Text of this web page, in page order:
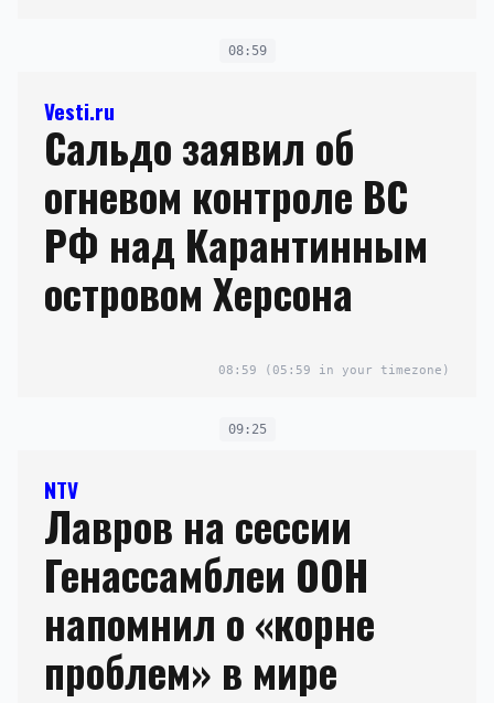
08:59
Vesti.ru
Сальдо заявил об
огневом контроле ВС
РФ над Карантинным
островом Херсона
08:59 (05:59 in your timezone)
09:25
NTV
Лавров на сессии
Генассамблеи ООН
напомнил о «корне
проблем» в мире